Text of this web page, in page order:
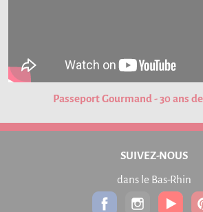
Passeport Gourmand - 30 ans
SUIVEZ-NOUS
dans le Bas-Rhin